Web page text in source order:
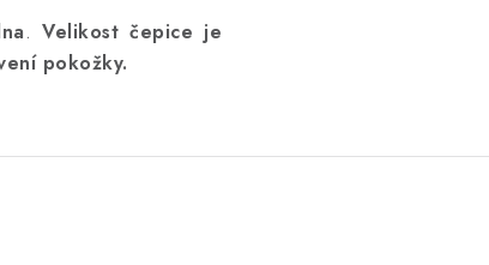
. Velikost čepice je
pokožky.